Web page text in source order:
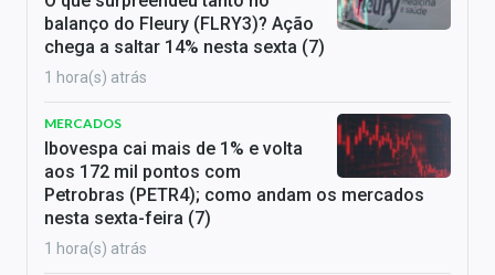
balanço do Fleury (FLRY3)? Ação
chega a saltar 14% nesta sexta (7)
1 hora(s) atrás
MERCADOS
Ibovespa cai mais de 1% e volta
aos 172 mil pontos com
Petrobras (PETR4); como andam os mercados
nesta sexta-feira (7)
1 hora(s) atrás